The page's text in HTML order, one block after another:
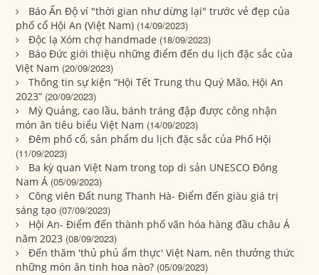
Báo Ấn Độ ví "thời gian như dừng lại" trước vẻ đẹp của
phố cổ Hội An (Việt Nam) (14/09/2023)
Độc lạ Xóm chợ handmade (18/09/2023)
Báo Đức giới thiệu những điểm đến du lịch đặc sắc của
Việt Nam (20/09/2023)
Thông tin sự kiện “Hội Tết Trung thu Quý Mão, Hội An
2023” (20/09/2023)
Mỳ Quảng, cao lầu, bánh tráng đập được công nhận
món ăn tiêu biểu Việt Nam (14/09/2023)
Đêm phố cổ, sản phẩm du lịch đặc sắc của Phố Hội
(11/09/2023)
Ba kỳ quan Việt Nam trong top di sản UNESCO Đông
Nam Á (05/09/2023)
Công viên Đất nung Thanh Hà- Điểm đến giàu giá trị
sáng tạo (07/09/2023)
Hội An- Điểm đến thành phố văn hóa hàng đầu châu Á
năm 2023 (08/09/2023)
Đến thăm 'thủ phủ ẩm thực' Việt Nam, nên thưởng thức
những món ăn tinh hoa nào? (05/09/2023)